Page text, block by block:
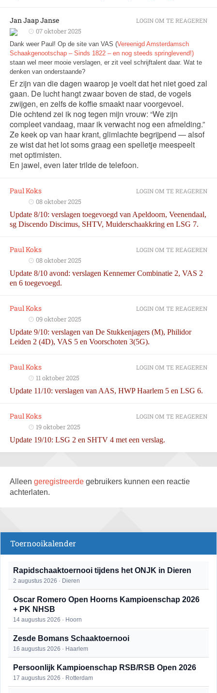
Jan Jaap Janse
07 oktober 2025
Dank weer Paul! Op de site van VAS (Vereenigd Amsterdamsch
Schaakgenootschap – Sinds 1822 – en nog steeds springlevend!)
staan wel meer mooie verslagen, er zit veel schrijftalent daar. Wat te
denken van onderstaande?
Er zijn van die dagen waarop je voelt dat het niet goed zal
gaan. De lucht hangt zwaar boven de stad, de vogels
zwijgen, en zelfs de koffie smaakt naar voorgevoel.
Die ochtend zei ik nog tegen mijn vrouw: “We zijn
compleet vandaag, maar ik verwacht nog een afmelding.”
Ze keek op van haar krant, glimlachte begrijpend — alsof
ze wist dat het lot soms graag een spelletje meespeelt
met optimisten.
En jawel, even later trilde de telefoon.
LOGIN OM TE REAGEREN
Paul Koks
08 oktober 2025
Update 8/10: verslagen toegevoegd van Apeldoorn, Veenendaal,
sg Discendo Discimus, SHTV, Muiderschaakkring en LSG 7.
LOGIN OM TE REAGEREN
Paul Koks
08 oktober 2025
Update 8/10 avond: verslagen Kennemer Combinatie 2, VAS 2
en 6 toegevoegd.
LOGIN OM TE REAGEREN
Paul Koks
09 oktober 2025
Update 9/10: verslagen van De Stukkenjagers (M), Philidor
Leiden 2 (4D), VAS 5 en Voorschoten 3(5G).
LOGIN OM TE REAGEREN
Paul Koks
11 oktober 2025
Update 11/10: verslagen van AAS, HWP Haarlem 5 en LSG 6.
LOGIN OM TE REAGEREN
Paul Koks
19 oktober 2025
Update 19/10: LSG 2 en SHTV 4 met een verslag.
LOGIN OM TE REAGEREN
Alleen geregistreerde gebruikers kunnen een reactie
achterlaten.
Toernooikalender
Rapidschaaktoernooi tijdens het ONJK in Dieren
2 augustus 2026 · Dieren
Oscar Romero Open Hoorns Kampioenschap 2026
+ PK NHSB
14 augustus 2026 · Hoorn
Zesde Bomans Schaaktoernooi
16 augustus 2026 · Haarlem
Persoonlijk Kampioenschap RSB/RSB Open 2026
17 augustus 2026 · Rotterdam